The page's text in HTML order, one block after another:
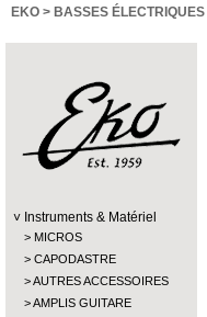
EKO > BASSES ÉLECTRIQUES
Instruments & Matériel
MICROS
CAPODASTRE
AUTRES ACCESSOIRES
AMPLIS GUITARE